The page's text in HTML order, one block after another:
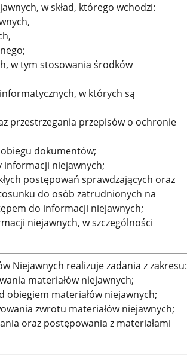
w skład, którego wchodzi:
w tym stosowania środków
w których są
przepisów o ochronie
dokumentów;
niejawnych;
postępowań sprawdzających oraz
do osób zatrudnionych na
do informacji niejawnych;
niejawnych, w szczególności
Niejawnych realizuje zadania z zakresu:
materiałów niejawnych;
materiałów niejawnych;
zwrotu materiałów niejawnych;
oraz postępowania z materiałami